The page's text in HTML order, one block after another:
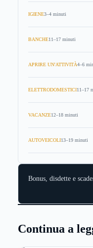
IGIENE3–4 minuti
BANCHE11–17 minuti
APRIRE UN'ATTIVITÀ4–6
ELETTRODOMESTICI11–17
VACANZE12–18 minuti
AUTOVEICOLI13–19 minuti
Bonus, disdette e
Continua a